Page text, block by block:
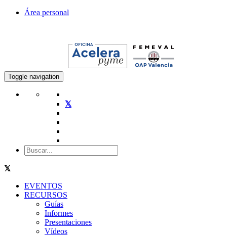
Área personal
Toggle navigation
EVENTOS
RECURSOS
Guías
Informes
Presentaciones
Vídeos